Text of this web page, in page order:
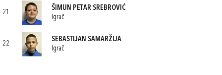
21
ŠIMUN PETAR SREBROVIĆ
Igrač
22
SEBASTIJAN SAMARŽIJA
Igrač